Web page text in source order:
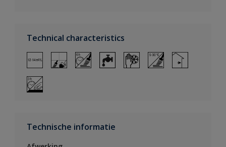
Technical characteristics
Technische informatie